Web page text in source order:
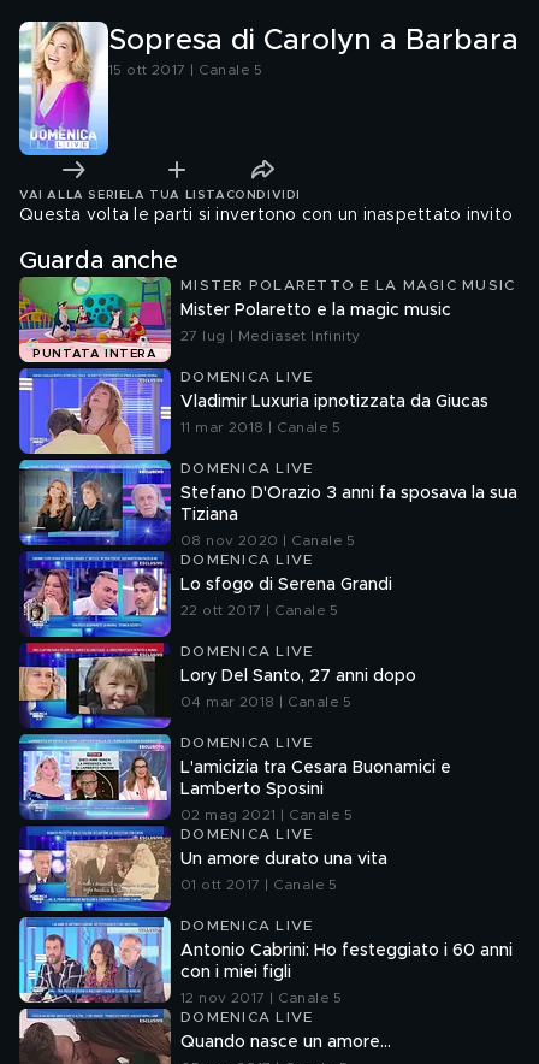
Sopresa di Carolyn a Barbara
15 ott 2017 | Canale 5
VAI ALLA SERIE LA TUA LISTA CONDIVIDI
Questa volta le parti si invertono con un inaspettato invito
Guarda anche
PUNTATA INTERA
MISTER POLARETTO E LA MAGIC MUSIC
Mister Polaretto e la magic music
27 lug | Mediaset Infinity
DOMENICA LIVE
Vladimir Luxuria ipnotizzata da Giucas
11 mar 2018 | Canale 5
DOMENICA LIVE
Stefano D'Orazio 3 anni fa sposava la sua
Tiziana
08 nov 2020 | Canale 5
DOMENICA LIVE
Lo sfogo di Serena Grandi
22 ott 2017 | Canale 5
DOMENICA LIVE
Lory Del Santo, 27 anni dopo
04 mar 2018 | Canale 5
DOMENICA LIVE
L'amicizia tra Cesara Buonamici e
Lamberto Sposini
02 mag 2021 | Canale 5
DOMENICA LIVE
Un amore durato una vita
01 ott 2017 | Canale 5
DOMENICA LIVE
Antonio Cabrini: Ho festeggiato i 60 anni
con i miei figli
12 nov 2017 | Canale 5
DOMENICA LIVE
Quando nasce un amore...